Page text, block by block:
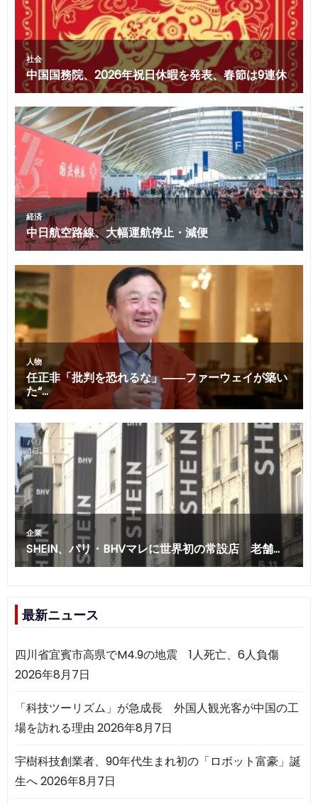
最新ニュース
四川省宜賓市高県でM4.9の地震 1人死亡、6人負傷
2026年8月7日
「科技ツーリズム」が急成長 外国人観光客が中国の工
場を訪れる理由 2026年8月7日
宇樹科技創業者、90年代生まれ初の「ロボット富豪」誕
生へ2026年8月7日